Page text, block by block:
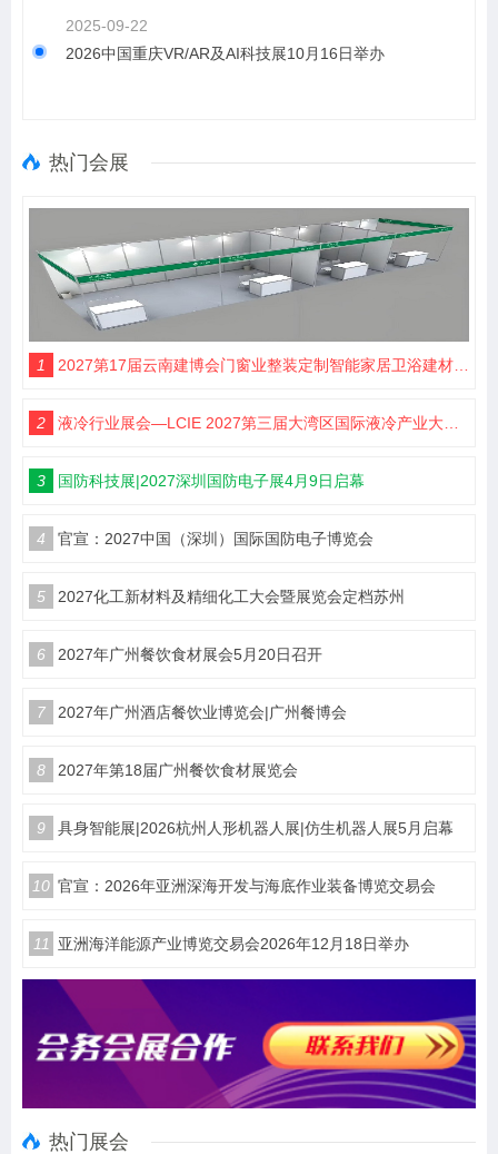
2025-09-22
2026中国重庆VR/AR及AI科技展10月16日举办
热门会展
1 2027第17届云南建博会门窗业整装定制智能家居卫浴建材展会
2 液冷行业展会—LCIE 2027第三届大湾区国际液冷产业大会暨展览会（深圳）
3 国防科技展|2027深圳国防电子展4月9日启幕
4 官宣：2027中国（深圳）国际国防电子博览会
5 2027化工新材料及精细化工大会暨展览会定档苏州
6 2027年广州餐饮食材展会5月20日召开
7 2027年广州酒店餐饮业博览会|广州餐博会
8 2027年第18届广州餐饮食材展览会
9 具身智能展|2026杭州人形机器人展|仿生机器人展5月启幕
10 官宣：2026年亚洲深海开发与海底作业装备博览交易会
11 亚洲海洋能源产业博览交易会2026年12月18日举办
热门展会